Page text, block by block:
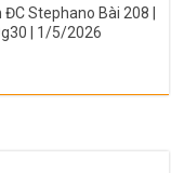
Stephano Bài 208 |
| 1/5/2026